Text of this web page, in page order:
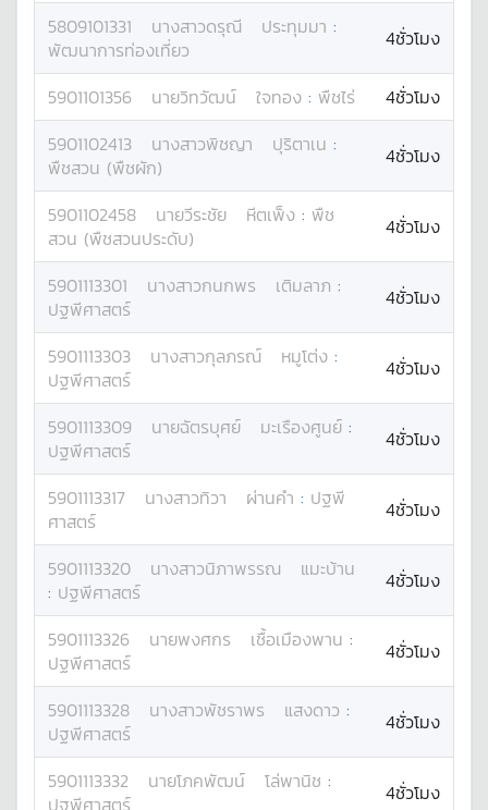
5809101331 นางสาวดรุณี ประทุมมา :
พัฒนาการท่องเที่ยว
4ชั่วโมง
5901101356 นายวิทวัฒน์ ใจทอง : พืชไร่
4ชั่วโมง
5901102413
นางสาวพิชญา ปุริตาเน :
พืชสวน (พืชผัก)
4ชั่วโมง
5901102458 นายวีระชัย หีตเพ็ง : พืช
สวน (พืชสวนประดับ)
4ชั่วโมง
5901113301 นางสาวกนกพร เติมลาภ :
ปฐพีศาสตร์
4ชั่วโมง
5901113303 นางสาวกุลภรณ์ หมูโต่ง :
ปฐพีศาสตร์
4ชั่วโมง
5901113309 นายฉัตรบุศย์ มะเรืองศูนย์ :
ปฐพีศาสตร์
4ชั่วโมง
5901113317 นางสาวทิวา ผ่านคำ : ปฐพี
ศาสตร์
4ชั่วโมง
5901113320 นางสาวนิภาพรรณ
แมะบ้าน
: ปฐพีศาสตร์ 4ชั่วโมง
5901113326 นายพงศกร เชื้อเมืองพาน :
ปฐพีศาสตร์
4ชั่วโมง
5901113328 นางสาวพัชราพร แสงดาว :
ปฐพีศาสตร์
4ชั่วโมง
5901113332 นายโภคพัฒน์ โล่พานิช :
ปฐพีศาสตร์
4ชั่วโมง